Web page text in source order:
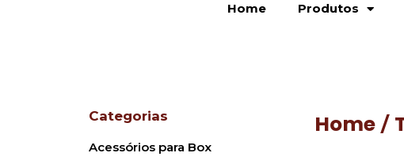
Home Produtos
Categorias
Acessórios para Box
Home /